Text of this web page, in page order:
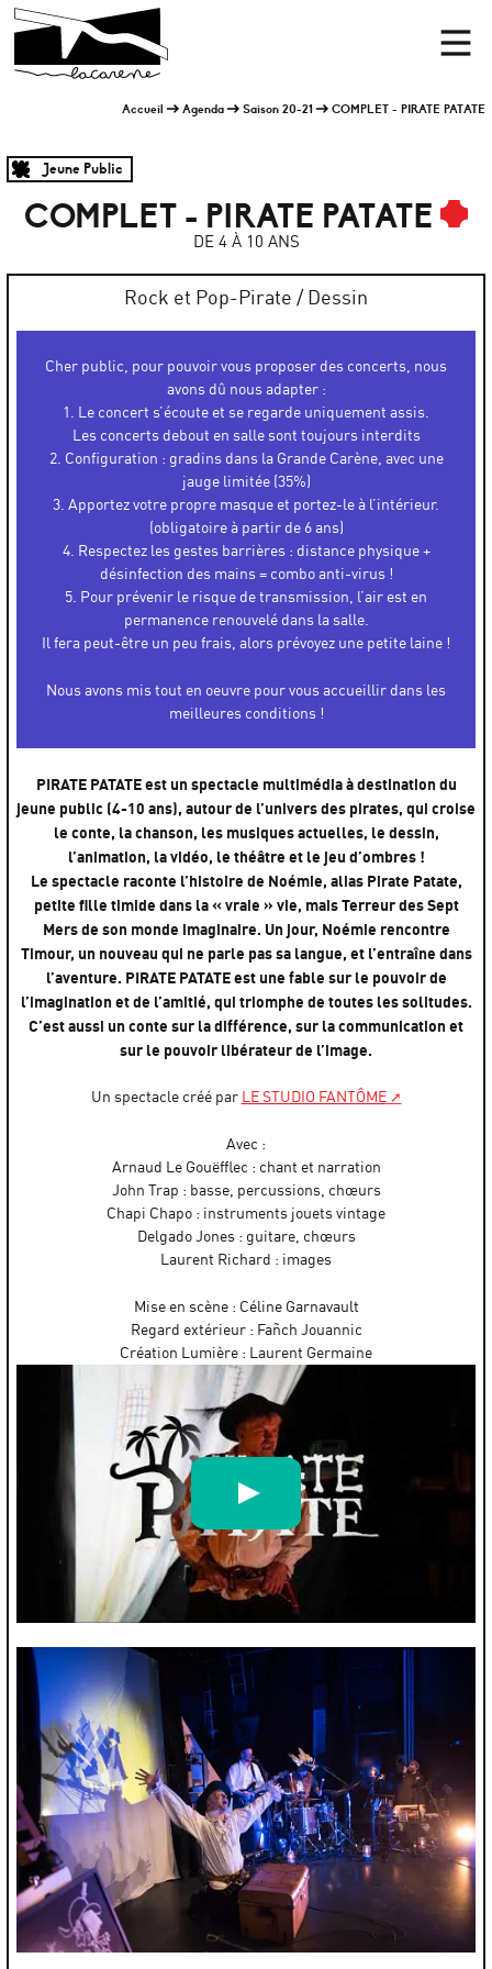
Panneau de gestion des cookies
Accueil
Menu
Accueil Agenda Saison 20-21 COMPLET - PIRATE PATATE
Jeune Public
COMPLET - PIRATE PATATE
DE 4 À 10 ANS
Rock et Pop-Pirate / Dessin
Cher public, pour pouvoir vous proposer des concerts, nous
avons dû nous adapter :
1. Le concert s’écoute et se regarde uniquement assis.
Les concerts debout en salle sont toujours interdits
2. Configuration : gradins dans la Grande Carène, avec une
jauge limitée (35%)
3. Apportez votre propre masque et portez-le à l’intérieur.
(obligatoire à partir de 6 ans)
4. Respectez les gestes barrières : distance physique +
désinfection des mains = combo anti-virus !
5. Pour prévenir le risque de transmission, l’air est en
permanence renouvelé dans la salle.
Il fera peut-être un peu frais, alors prévoyez une petite laine !
Nous avons mis tout en oeuvre pour vous accueillir dans les
meilleures conditions !
PIRATE PATATE est un spectacle multimédia à destination du
jeune public (4-10 ans), autour de l’univers des pirates, qui croise
le conte, la chanson, les musiques actuelles, le dessin,
l’animation, la vidéo, le théâtre et le jeu d’ombres !
Le spectacle raconte l’histoire de Noémie, alias Pirate Patate,
petite fille timide dans la « vraie » vie, mais Terreur des Sept
Mers de son monde imaginaire. Un jour, Noémie rencontre
Timour, un nouveau qui ne parle pas sa langue, et l’entraîne dans
l’aventure. PIRATE PATATE est une fable sur le pouvoir de
l’imagination et de l’amitié, qui triomphe de toutes les solitudes.
C’est aussi un conte sur la différence, sur la communication et
sur le pouvoir libérateur de l’image.
Un spectacle créé par LE STUDIO FANTÔME
Avec :
Arnaud Le Gouëfflec : chant et narration
John Trap : basse, percussions, chœurs
Chapi Chapo : instruments jouets vintage
Delgado Jones : guitare, chœurs
Laurent Richard : images
Mise en scène : Céline Garnavault
Regard extérieur : Fañch Jouannic
Création Lumière : Laurent Germaine
parLe Studio Fantôme